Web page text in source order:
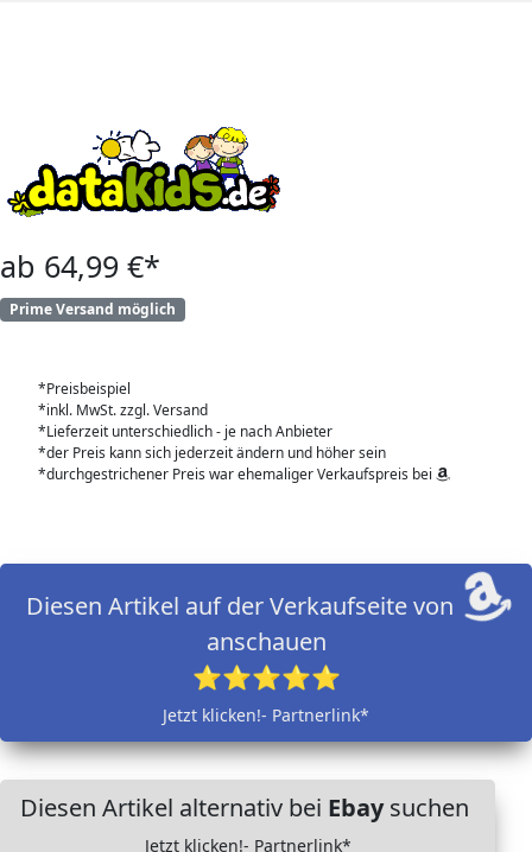
ab 64,99 €*
Prime Versand möglich
*Preisbeispiel
*inkl. MwSt. zzgl. Versand
*Lieferzeit unterschiedlich - je nach Anbieter
*der Preis kann sich jederzeit ändern und höher sein
*durchgestrichener Preis war ehemaliger Verkaufspreis bei
Diesen Artikel auf der Verkaufseite von
anschauen
⭐⭐⭐⭐⭐
Jetzt klicken!- Partnerlink*
Diesen Artikel alternativ bei Ebaysuchen
Jetzt klicken!- Partnerlink*